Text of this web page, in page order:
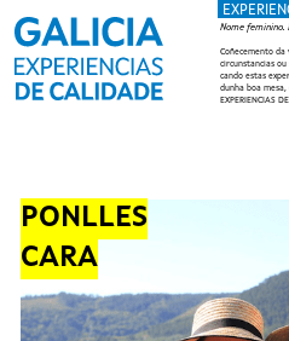
Ir
Nome feminino.
Coñecemento
circunstancias
cando estas
dunha boa mesa,
EXPERIENCIAS
PONLLES
CARA